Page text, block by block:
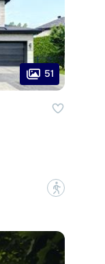
51
?